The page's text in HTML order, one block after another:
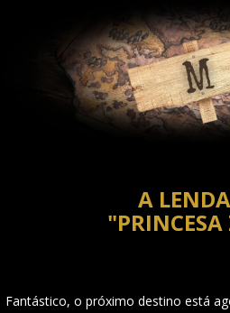
A
Fantástico, o próximo destino está